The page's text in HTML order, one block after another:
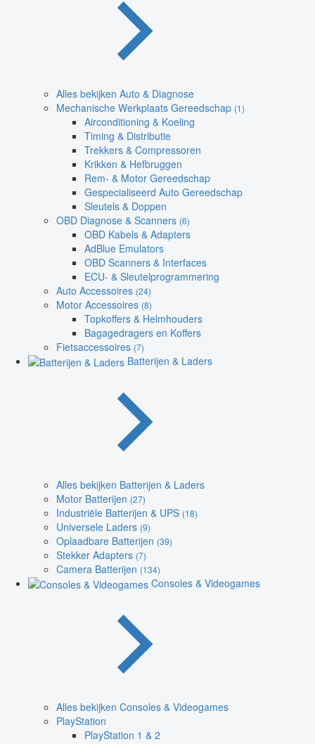
Alles bekijken Auto & Diagnose
Mechanische Werkplaats Gereedschap (1)
Airconditioning & Koeling
Timing & Distributie
Trekkers & Compressoren
Krikken & Hefbruggen
Rem- & Motor Gereedschap
Gespecialiseerd Auto Gereedschap
Sleutels & Doppen
OBD Diagnose & Scanners (6)
OBD Kabels & Adapters
AdBlue Emulators
OBD Scanners & Interfaces
ECU- & Sleutelprogrammering
Auto Accessoires (24)
Motor Accessoires (8)
Topkoffers & Helmhouders
Bagagedragers en Koffers
Fietsaccessoires (7)
Batterijen & Laders
Alles bekijken Batterijen & Laders
Motor Batterijen (27)
Industriële Batterijen & UPS (18)
Universele Laders (9)
Oplaadbare Batterijen (39)
Stekker Adapters (7)
Camera Batterijen (134)
Consoles & Videogames
Alles bekijken Consoles & Videogames
PlayStation
PlayStation 1 & 2